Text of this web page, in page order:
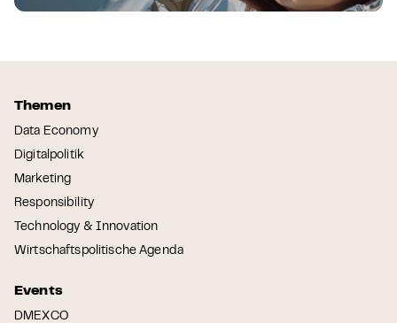
Themen
Data Economy
Digitalpolitik
Marketing
Responsibility
Technology & Innovation
Wirtschaftspolitische Agenda
Events
DMEXCO